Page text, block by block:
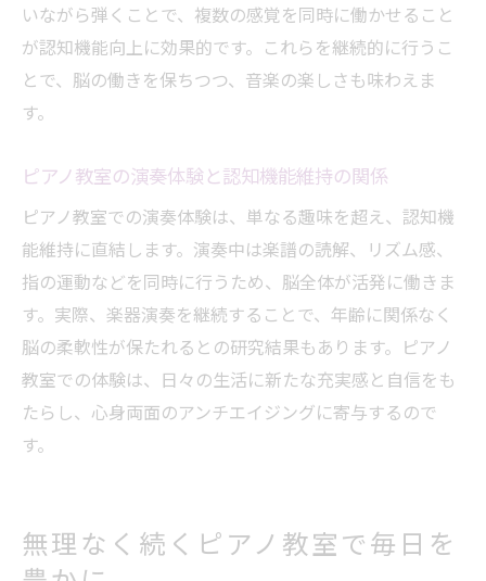
いながら弾くことで、複数の感覚を同時に働かせること
が認知機能向上に効果的です。これらを継続的に行うこ
とで、脳の働きを保ちつつ、音楽の楽しさも味わえま
す。
ピアノ教室の演奏体験と認知機能維持の関係
ピアノ教室での演奏体験は、単なる趣味を超え、認知機
能維持に直結します。演奏中は楽譜の読解、リズム感、
指の運動などを同時に行うため、脳全体が活発に働きま
す。実際、楽器演奏を継続することで、年齢に関係なく
脳の柔軟性が保たれるとの研究結果もあります。ピアノ
教室での体験は、日々の生活に新たな充実感と自信をも
たらし、心身両面のアンチエイジングに寄与するので
す。
無理なく続くピアノ教室で毎日を